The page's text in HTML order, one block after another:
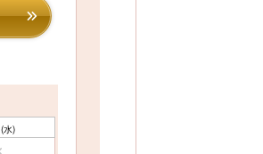
(水)